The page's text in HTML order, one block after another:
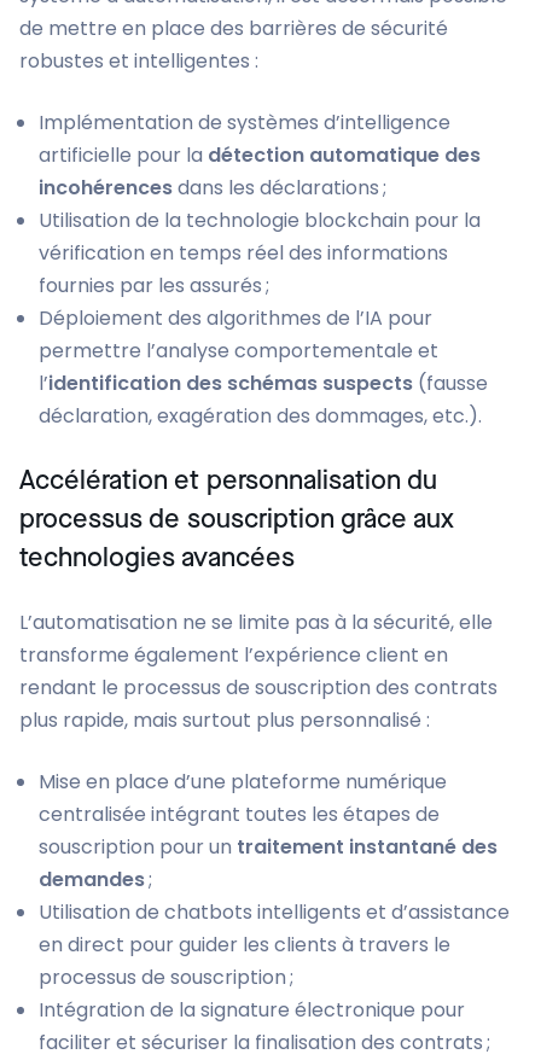
de mettre en place des barrières de sécurité
robustes et intelligentes :
Implémentation de systèmes d’intelligence
artificielle pour la détection automatique des
incohérencesdans les déclarations ;
Utilisation de la technologie blockchain pour la
vérification en temps réel des informations
fournies par les assurés ;
Déploiement des algorithmes de l’IA pour
permettre l’analyse comportementale et
l’identification des schémas suspects (fausse
déclaration, exagération des dommages, etc.).
Accélération et personnalisation du
processus de souscription grâce aux
technologies avancées
L’automatisation ne se limite pas à la sécurité, elle
transforme également l’expérience client en
rendant le processus de souscription des contrats
plus rapide, mais surtout plus personnalisé :
Mise en place d’une plateforme numérique
centralisée intégrant toutes les étapes de
souscription pour un traitement instantané des
demandes;
Utilisation de chatbots intelligents et d’assistance
en direct pour guider les clients à travers le
processus de souscription ;
Intégration de la signature électronique pour
faciliter et sécuriser la finalisation des contrats ;